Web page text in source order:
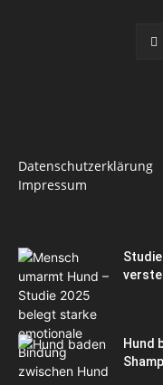
Datenschutzerklärung
Impressum
Hund